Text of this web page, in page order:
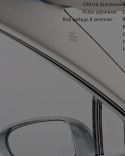
Oferta biznesowa
Auta używane
Rok potęgi 8 premier